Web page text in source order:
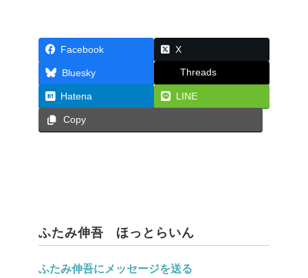
Facebook X
Bluesky Threads
Hatena LINE
Copy
ふたみ伸吾 ほっとらいん
ふたみ伸吾にメッセージを送る